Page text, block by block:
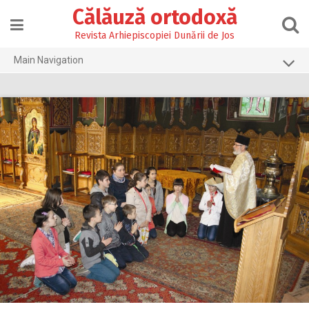
content
Călăuză ortodoxă
Revista Arhiepiscopiei Dunării de Jos
Main Navigation
2026
2025
2024
2023
2022
2021
2020
2019